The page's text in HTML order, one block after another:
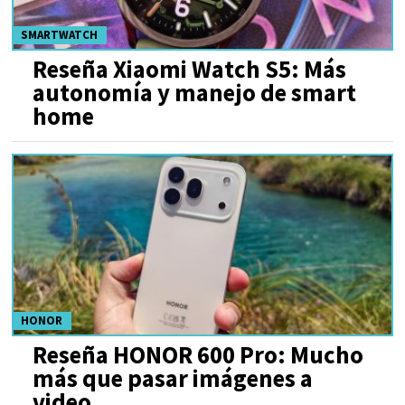
SMARTWATCH
Reseña Xiaomi Watch S5: Más
autonomía y manejo de smart
home
HONOR
Reseña HONOR 600 Pro: Mucho
más que pasar imágenes a